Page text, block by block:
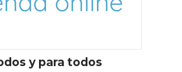
y para todos